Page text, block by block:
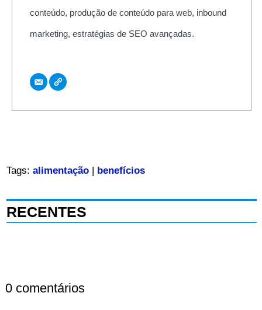
conteúdo, produção de conteúdo para web, inbound
marketing, estratégias de SEO avançadas.
Tags: alimentação| benefícios
RECENTES
0 comentários